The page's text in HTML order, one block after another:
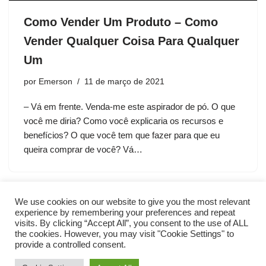
Como Vender Um Produto – Como
Vender Qualquer Coisa Para Qualquer
Um
por Emerson 11 de março de 2021
– Vá em frente. Venda-me este aspirador de pó. O que
você me diria? Como você explicaria os recursos e
benefícios? O que você tem que fazer para que eu
queira comprar de você? Vá…
We use cookies on our website to give you the most relevant
experience by remembering your preferences and repeat
visits. By clicking “Accept All”, you consent to the use of ALL
the cookies. However, you may visit "Cookie Settings" to
provide a controlled consent.